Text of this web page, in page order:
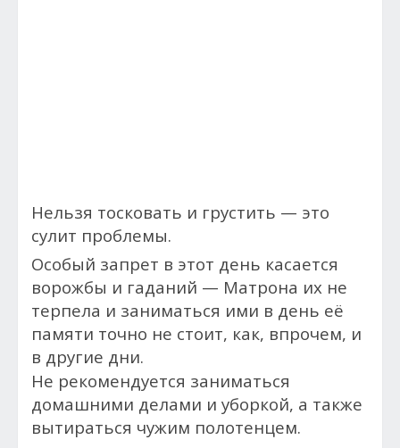
Нельзя тосковать и грустить — это
сулит проблемы.
Особый запрет в этот день касается
ворожбы и гаданий — Матрона их не
терпела и заниматься ими в день её
памяти точно не стоит, как, впрочем, и
в другие дни.
Не рекомендуется заниматься
домашними делами и уборкой, а также
вытираться чужим полотенцем.